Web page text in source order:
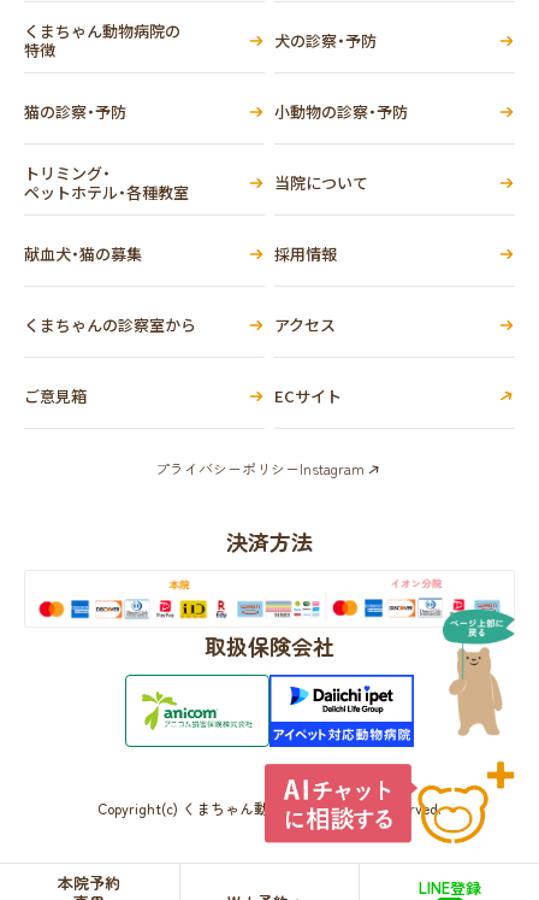
本院予約
LINE登録
くまちゃん動物病院の
特徴
犬の診察・予防
猫の診察・予防 小動物の診察・予防
トリミング・
ペットホテル・各種教室
当院について
献血犬・猫の募集 採用情報
くまちゃんの診察室から アクセス
ご意見箱 ECサイト
プライバシーポリシーInstagram
決済方法
取扱保険会社
Copyright(c) くまちゃん動物病院 All Rights Reserved.